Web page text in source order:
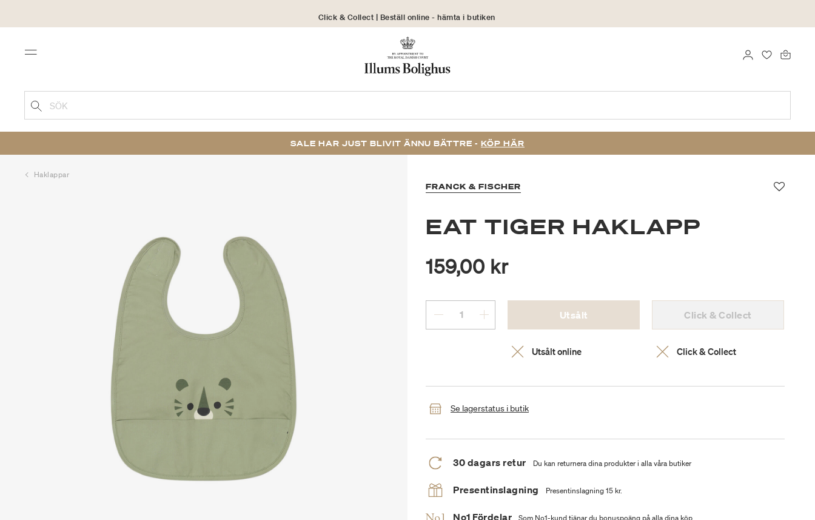
Click & Collect | Beställ online - hämta i butiken
30 dagars returrätt
Menu FAVORITER
LOGGA IN
SÖK
SALE HAR JUST BLIVIT ÄNNU BÄTTRE - KÖP HÄR
Haklappar
FRANCK & FISCHER
EAT TIGER HAKLAPP
159,00 kr
Utsålt Click & Collect
Utsålt online Click & Collect
Se lagerstatus i butik
30 dagars retur Du kan returnera dina produkter i alla våra butiker
Presentinslagning Presentinslagning 15 kr.
No1 Fördelar Som No1-kund tjänar du bonuspoäng på alla dina köp